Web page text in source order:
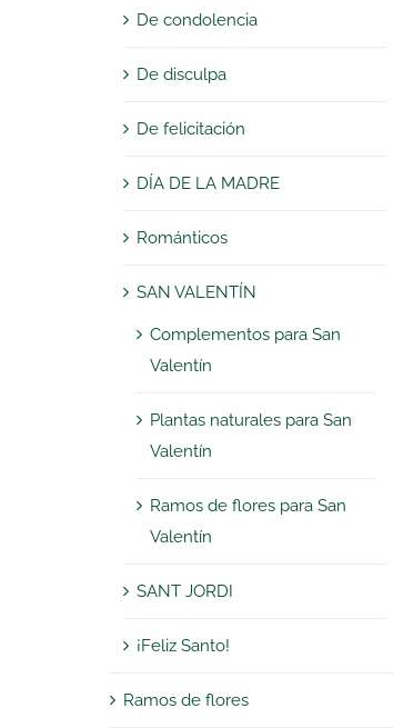
De condolencia
De disculpa
De felicitación
DÍA DE LA MADRE
Románticos
SAN VALENTÍN
Complementos para San
Valentín
Plantas naturales para San
Valentín
Ramos de flores para San
Valentín
SANT JORDI
¡Feliz Santo!
Ramos de flores